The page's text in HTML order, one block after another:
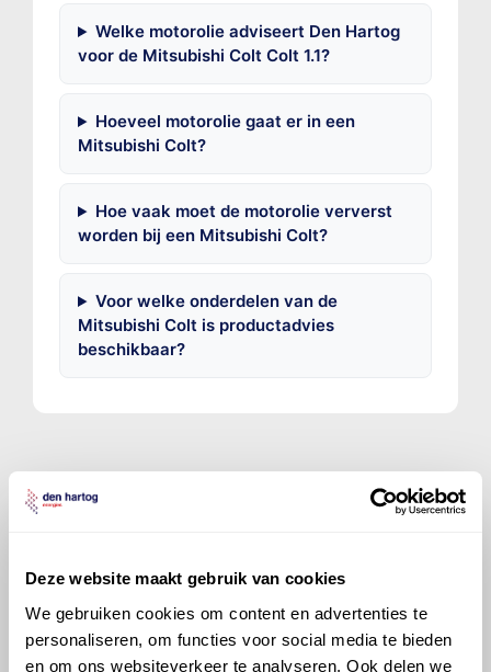
Deze website maakt gebruik van cookies
We gebruiken cookies om content en advertenties te
personaliseren, om functies voor social media te bieden
en om ons websiteverkeer te analyseren. Ook delen we
Welke motorolie adviseert Den Hartog
voor de Mitsubishi Colt Colt 1.1?
Hoeveel motorolie gaat er in een
Mitsubishi Colt?
Hoe vaak moet de motorolie ververst
worden bij een Mitsubishi Colt?
Voor welke onderdelen van de
Mitsubishi Colt is productadvies
beschikbaar?
gereproduceerd, opgeslagen in een database of op
voorafgaande schriftelijke toestemming van Olyslager
Organisation B.V. Hoewel alles in het werk is gesteld